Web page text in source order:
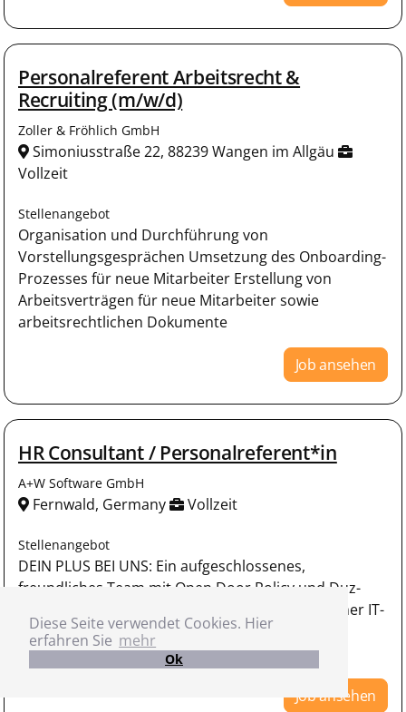
Diese Seite verwendet Cookies. Hier
erfahren Sie mehr
Ok
Personalreferent Arbeitsrecht &
Recruiting (m/w/d)
Zoller & Fröhlich GmbH
Simoniusstraße 22, 88239 Wangen im Allgäu
Vollzeit
Stellenangebot
Organisation und Durchführung von
Vorstellungsgesprächen Umsetzung des Onboarding-
Prozesses für neue Mitarbeiter Erstellung von
Arbeitsverträgen für neue Mitarbeiter sowie
arbeitsrechtlichen Dokumente
Job ansehen
HR Consultant / Personalreferent*in
A+W Software GmbH
Fernwald, Germany Vollzeit
Stellenangebot
DEIN PLUS BEI UNS: Ein aufgeschlossenes,
freundliches Team mit Open Door Policy und Duz-
Kultur Lichtdurchflutete Büroräume mit moderner IT-
Infrastruktur, Firmenlaptop und -handy Gute
Verkehrsanbind
Job ansehen